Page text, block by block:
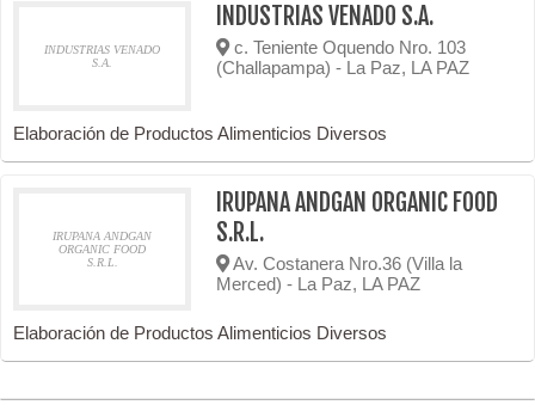
INDUSTRIAS VENADO
S.A.
INDUSTRIAS VENADO S.A.
c. Teniente Oquendo Nro. 103
(Challapampa) - La Paz, LA PAZ
Elaboración de Productos Alimenticios Diversos
IRUPANA ANDGAN
ORGANIC FOOD
S.R.L.
IRUPANA ANDGAN ORGANIC FOOD
S.R.L.
Av. Costanera Nro.36 (Villa la
Merced) - La Paz, LA PAZ
Elaboración de Productos Alimenticios Diversos